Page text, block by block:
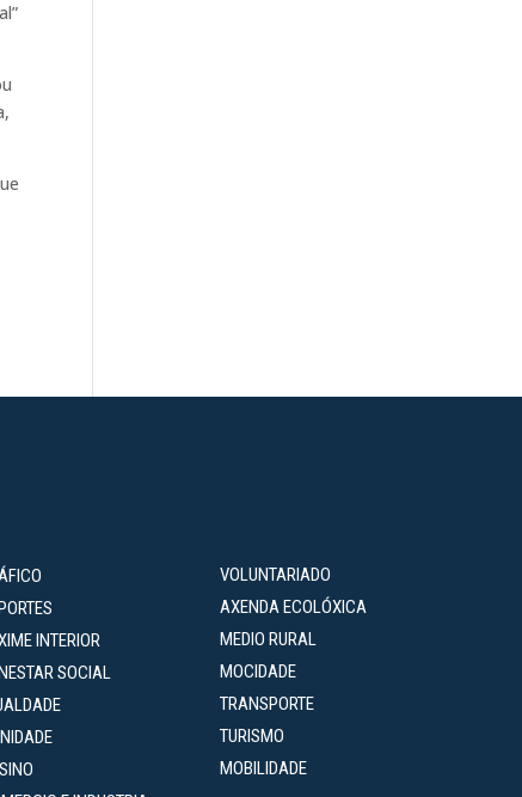
INTERIOR
SOCIAL
VOLUNTARIADO
AXENDA ECOLÓXICA
MEDIO RURAL
MOCIDADE
TRANSPORTE
TURISMO
MOBILIDADE